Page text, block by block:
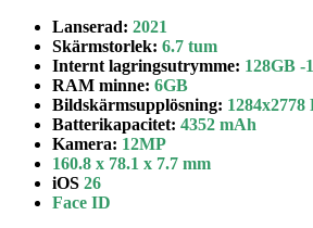
Lanserad: 2021
Skärmstorlek: 6.7 tum
Internt lagringsutrymme: 128GB -
RAM minne: 6GB
Bildskärmsupplösning: 1284x2778
Batterikapacitet: 4352 mAh
Kamera: 12MP
160.8 x 78.1 x 7.7 mm
iOS 26
Face ID